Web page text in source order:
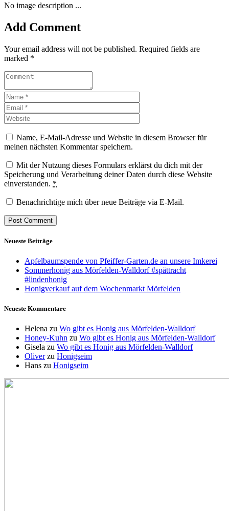
No image description ...
Add Comment
Your email address will not be published. Required fields are
marked *
Name, E-Mail-Adresse und Website in diesem Browser für
meinen nächsten Kommentar speichern.
Mit der Nutzung dieses Formulars erklärst du dich mit der
Speicherung und Verarbeitung deiner Daten durch diese Website
einverstanden. *
Benachrichtige mich über neue Beiträge via E-Mail.
Neueste Beiträge
Apfelbaumspende von Pfeiffer-Garten.de an unsere Imkerei
Sommerhonig aus Mörfelden-Walldorf #spättracht
#lindenhonig
Honigverkauf auf dem Wochenmarkt Mörfelden
Neueste Kommentare
Helena zu Wo gibt es Honig aus Mörfelden-Walldorf
Honey-Kuhn zu Wo gibt es Honig aus Mörfelden-Walldorf
Gisela zu Wo gibt es Honig aus Mörfelden-Walldorf
Oliverzu Honigseim
Hans zu Honigseim